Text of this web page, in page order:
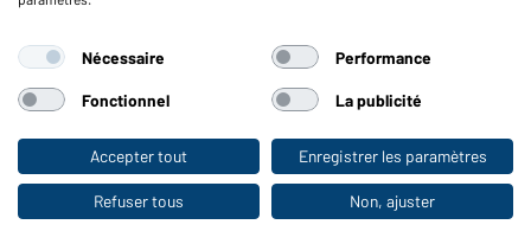
Vers la boutique pour particuliers
Conseils d'entretien
Tailles
Couleurs
WORKWEAR COLLECTION
Le choix idéal pour les professionnels :
Nécessaire Performance
Fonctionnel La publicité
Accepter tout Enregistrer les paramètres
Refuser tous Non, ajuster